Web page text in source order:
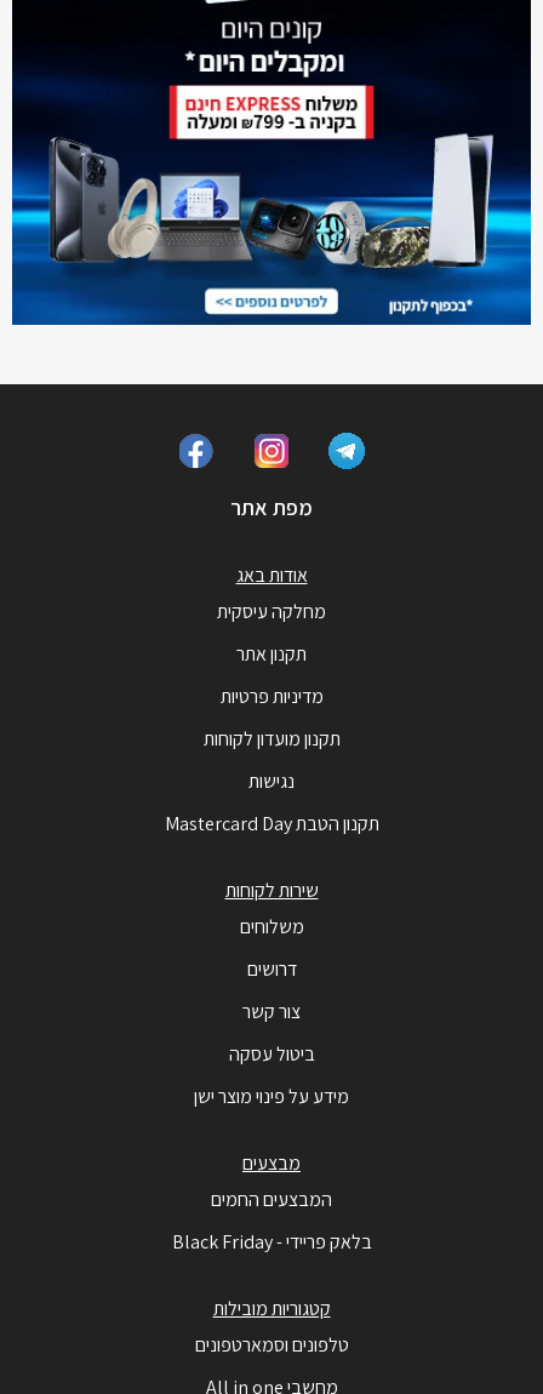
מפת אתר
אודות באג
מחלקה עיסקית
תקנון אתר
מדיניות פרטיות
תקנון מועדון לקוחות
נגישות
תקנון הטבת Mastercard Day
שירות לקוחות
משלוחים
דרושים
צור קשר
ביטול עסקה
מידע על פינוי מוצר ישן
מבצעים
המבצעים החמים
בלאק פריידי - Black Friday
קטגוריות מובילות
טלפונים וסמארטפונים
מחשבי All in one